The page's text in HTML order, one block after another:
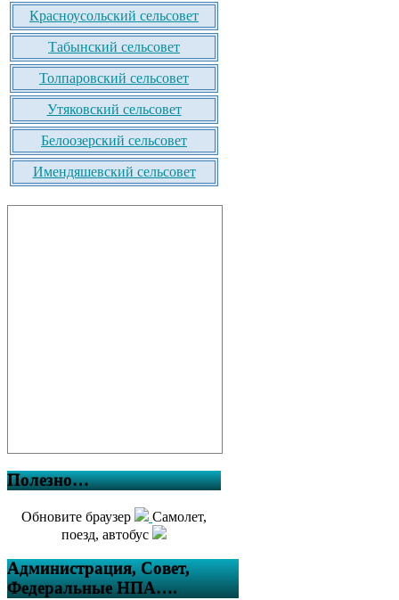
Красноусольский сельсовет
Табынский сельсовет
Толпаровский сельсовет
Утяковский сельсовет
Белоозерский сельсовет
Имендяшевский сельсовет
Полезно…
Обновите браузер
Самолет,
поезд, автобус
Администрация, Совет,
Федеральные НПА….